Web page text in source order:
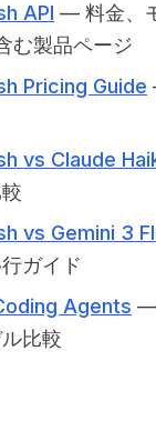
API — 料金、
む製品ページ
Pricing Guide
vs Claude
vs Gemini 3
ガイド
Agents —
比較